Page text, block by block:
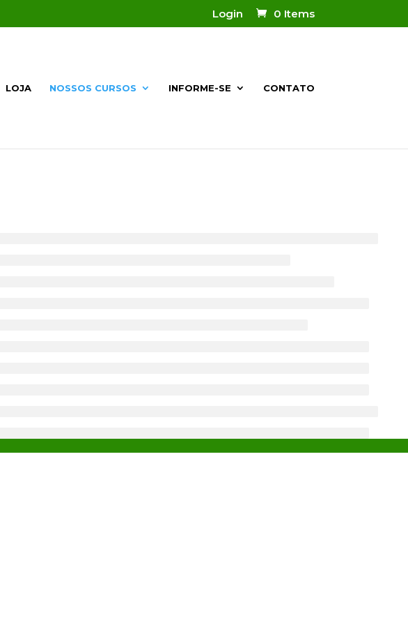
Login 0 Items
LOJA NOSSOS CURSOS INFORME-SE CONTATO